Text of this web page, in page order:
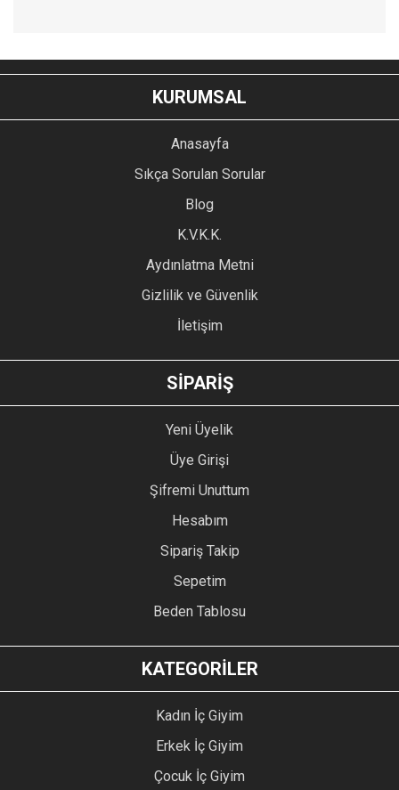
YORUM YAZ
Bu ürünün fiyat bilgisi, resim, ürün açıklamalarında ve diğer
konularda yetersiz gördüğünüz noktaları öneri formunu
kullanarak tarafımıza iletebilirsiniz.
Ürün resmi kalitesiz, bozuk veya görüntülenemiyor.
Ürün açıklamasında eksik bilgiler bulunuyor.
Ürün bilgilerinde hatalar bulunuyor.
Ürün fiyatı diğer sitelerden daha pahalı.
GÖNDER
KURUMSAL
Anasayfa
Sıkça Sorulan Sorular
Blog
K.V.K.K.
Aydınlatma Metni
Gizlilik ve Güvenlik
İletişim
SİPARİŞ
Yeni Üyelik
Üye Girişi
Şifremi Unuttum
Hesabım
Sipariş Takip
Sepetim
Beden Tablosu
KATEGORİLER
Kadın İç Giyim
Erkek İç Giyim
Çocuk İç Giyim